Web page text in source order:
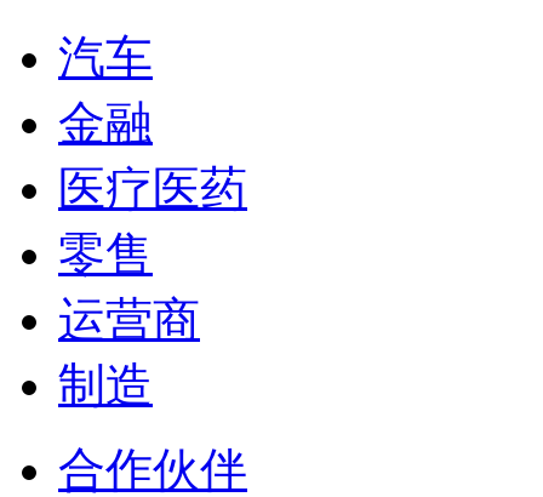
汽车
金融
医疗医药
零售
运营商
制造
合作伙伴